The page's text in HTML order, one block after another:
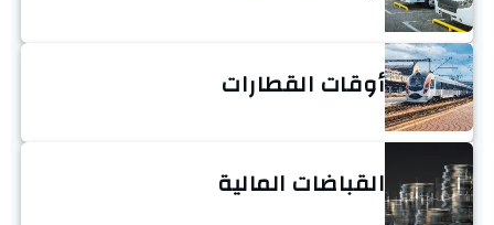
أوقات القطارات
القباضات المالية